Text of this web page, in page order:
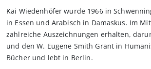
Kai Wiedenhöfer wurde 1966 in
in Essen und Arabisch in Damaskus. Im
zahlreiche Auszeichnungen erhalten,
und den W. Eugene Smith Grant in
Bücher und lebt in Berlin.